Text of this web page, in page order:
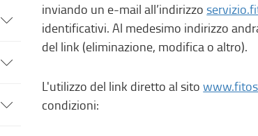
alle
sotto
alle
sotto
alle
sotto
inviando un e-mail all’indirizzo
identificativi. Al medesimo indirizzo
del link (eliminazione, modifica o altro).
L'utilizzo del link diretto al sito
condizioni: